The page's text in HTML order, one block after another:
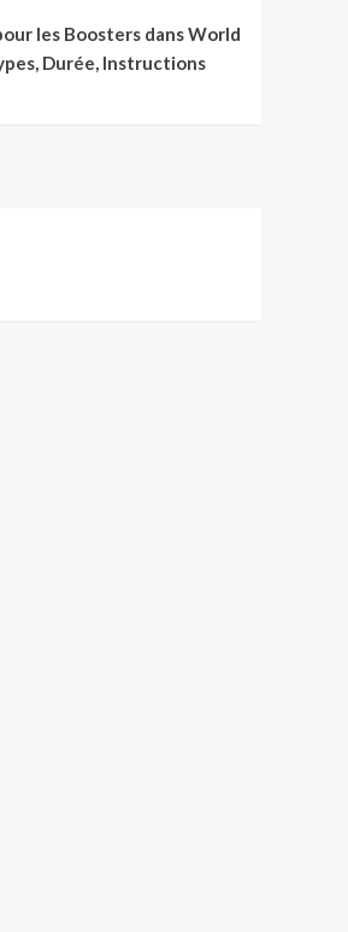
les Boosters dans World
Durée, Instructions